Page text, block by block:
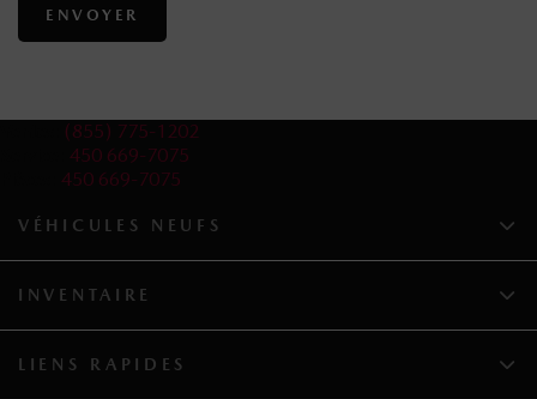
(855) 775-1202
450 669-7075
450 669-7075
VÉHICULES NEUFS
INVENTAIRE
LIENS RAPIDES